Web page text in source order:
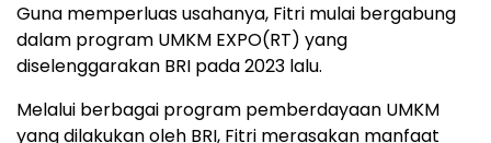
Guna memperluas usahanya, Fitri mulai bergabung
dalam program UMKM EXPO(RT) yang
diselenggarakan BRI pada 2023 lalu.
Melalui berbagai program pemberdayaan UMKM
yang dilakukan oleh BRI, Fitri merasakan manfaat